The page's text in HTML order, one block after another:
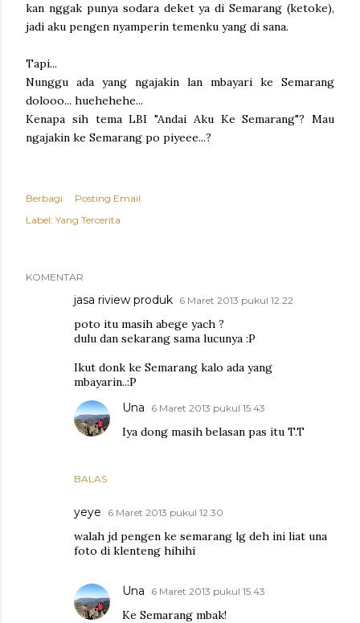
kan nggak punya sodara deket ya di Semarang (ketoke),
jadi aku pengen nyamperin temenku yang di sana.
Tapi...
Nunggu ada yang ngajakin lan mbayari ke Semarang
dolooo... huehehehe...
Kenapa sih tema LBI "Andai Aku Ke Semarang"? Mau
ngajakin ke Semarang po piyeee...?
Berbagi
Posting Email
Label: Yang Tercerita
KOMENTAR
jasa riview produk 6 Maret 2013 pukul 12.22
poto itu masih abege yach ?
dulu dan sekarang sama lucunya :P
Ikut donk ke Semarang kalo ada yang
mbayarin..:P
BALAS
Una 6 Maret 2013 pukul 15.43
Iya dong masih belasan pas itu T.T
yeye 6 Maret 2013 pukul 12.30
walah jd pengen ke semarang lg deh ini liat una
foto di klenteng hihihi
Una 6 Maret 2013 pukul 15.43
Ke Semarang mbak!